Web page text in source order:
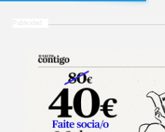
Salto